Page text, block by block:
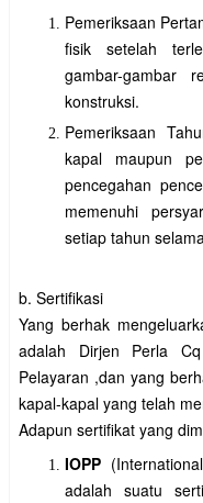
Pemeriksaan
fisik setelah
gambar-gambar
konstruksi.
Pemeriksaan
kapal maupun
pencegahan
memenuhi
setiap tahun
b. Sertifikasi
Yang berhak
adalah Dirjen Perla
Pelayaran ,dan yang
kapal-kapal yang telah
Adapun sertifikat yang
IOPP
adalah suatu